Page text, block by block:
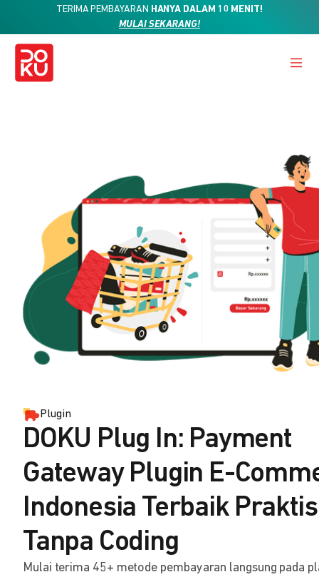
TERIMA PEMBAYARAN HANYA DALAM 10 MENIT!
MULAI SEKARANG!
Plugin
DOKU Plug In: Payment
Gateway Plugin E-
Indonesia Terbaik Praktis
Tanpa Coding
Mulai terima 45+ metode pembayaran langsung pada